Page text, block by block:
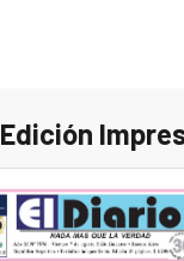
Edición